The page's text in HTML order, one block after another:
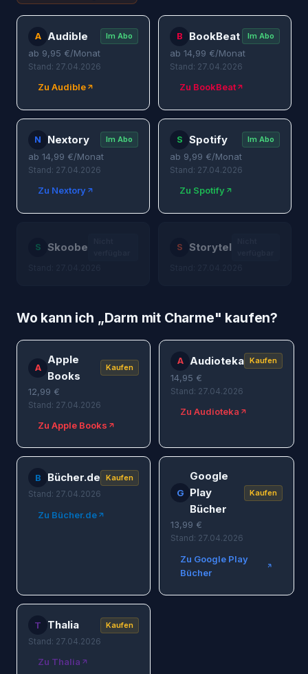
A Audible Im Abo
ab 9,95 €/Monat
Stand: 27.04.2026
Zu Audible
B BookBeat Im Abo
ab 14,99 €/Monat
Stand: 27.04.2026
Zu BookBeat
N Nextory Im Abo
ab 14,99 €/Monat
Stand: 27.04.2026
Zu Nextory
S Spotify Im Abo
ab 9,99 €/Monat
Stand: 27.04.2026
Zu Spotify
S Skoobe S Storytel
Wo kann ich „Darm mit Charme" kaufen?
A
Apple
Books
Kaufen
12,99 €
Stand: 27.04.2026
Zu Apple Books
A Audioteka Kaufen
14,95 €
Stand: 27.04.2026
Zu Audioteka
B Bücher.de Kaufen
Stand: 27.04.2026
Zu Bücher.de
G
Google
Play
Bücher
Kaufen
13,99 €
Stand: 27.04.2026
Zu Google Play
Bücher
T Thalia Kaufen
Stand: 27.04.2026
Zu Thalia